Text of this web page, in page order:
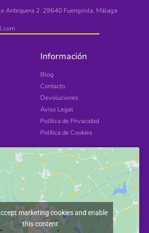
Antequera 2. 29640 Fuengirola, Málaga
Información
Blog
Contacto
Devoluciones
Aviso Legal
Política de Privacidad
Política de Cookies
marketing cookies and enable
this content